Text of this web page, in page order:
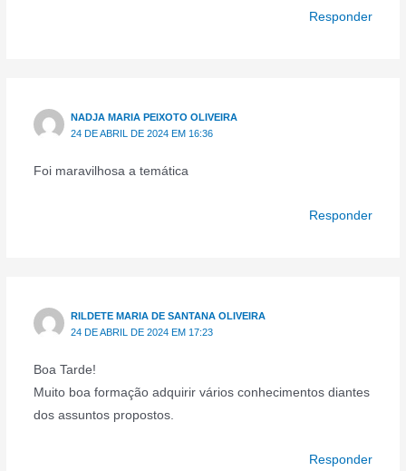
Responder
NADJA MARIA PEIXOTO OLIVEIRA
24 DE ABRIL DE 2024 EM 16:36
Foi maravilhosa a temática
Responder
RILDETE MARIA DE SANTANA OLIVEIRA
24 DE ABRIL DE 2024 EM 17:23
Boa Tarde!
Muito boa formação adquirir vários conhecimentos diantes
dos assuntos propostos.
Responder